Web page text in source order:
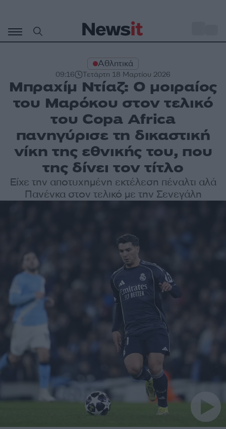
περιεχόμενο
Αθλητικά
09:16 Τετάρτη 18 Μαρτίου 2026
Μπραχίμ Ντίαζ: Ο μοιραίος
του Μαρόκου στον τελικό
του Copa Africa
πανηγύρισε τη δικαστική
νίκη της εθνικής του, που
της δίνει τον τίτλο
Είχε την αποτυχημένη εκτέλεση πέναλτι αλά
Πανένκα στον τελικό με την Σενεγάλη